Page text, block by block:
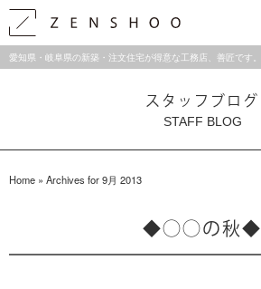
愛知県・岐阜県の新築・注文住宅が得意な工務店、善匠です。
スタッフブログ
STAFF BLOG
Home » Archives for 9月 2013
◆◯◯の秋◆